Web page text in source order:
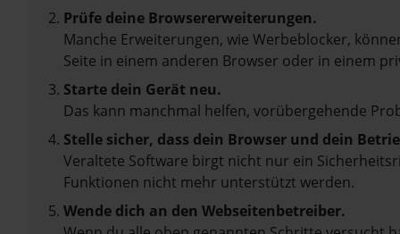
Prüfe deine Browsererweiterungen.
Manche Erweiterungen, wie Werbeblocker,
Seite in einem anderen Browser oder in einem
Starte dein Gerät neu.
Das kann manchmal helfen, vorübergehende
Stelle sicher, dass dein Browser und dein
Veraltete Software birgt nicht nur ein
Funktionen nicht mehr unterstützt werden.
Wende dich an den Webseitenbetreiber.